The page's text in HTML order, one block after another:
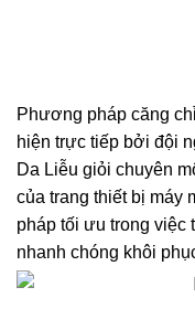
Phương pháp căng
hiện trực tiếp bởi đội
Da Liễu giỏi chuyên
của trang thiết bị máy
pháp tối ưu trong việc
nhanh chóng khôi